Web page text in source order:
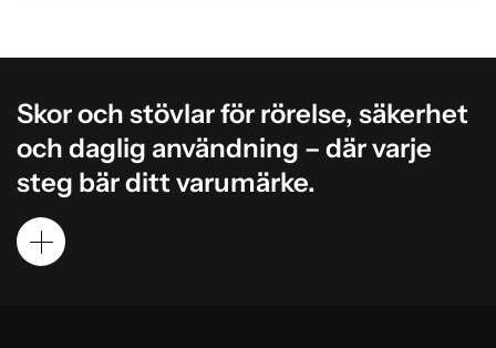
Skor och stövlar för rörelse, säkerhet
och daglig användning – där varje
steg bär ditt varumärke.